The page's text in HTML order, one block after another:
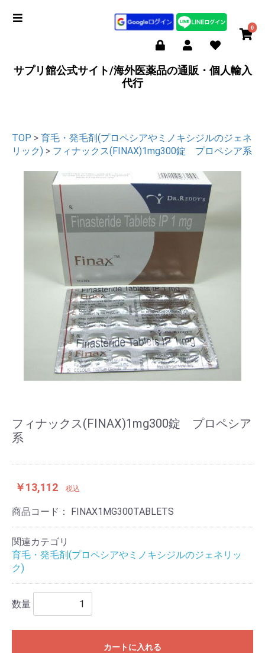
0
サプリ館公式サイト/海外医薬品の通販・個人輸入
代行
TOP > 育毛・発毛剤(プロペシアやミノキシジルのジェネ
リック) > フィナックス(FINAX)1mg300錠 プロペシア系
フィナックス(FINAX)1mg300錠 プロペシア
系
￥13,112 税込
商品コード： FINAX1MG300TABLETS
関連カテゴリ
育毛・発毛剤(プロペシアやミノキシジルのジェネリッ
ク)
数量
カートに入れる